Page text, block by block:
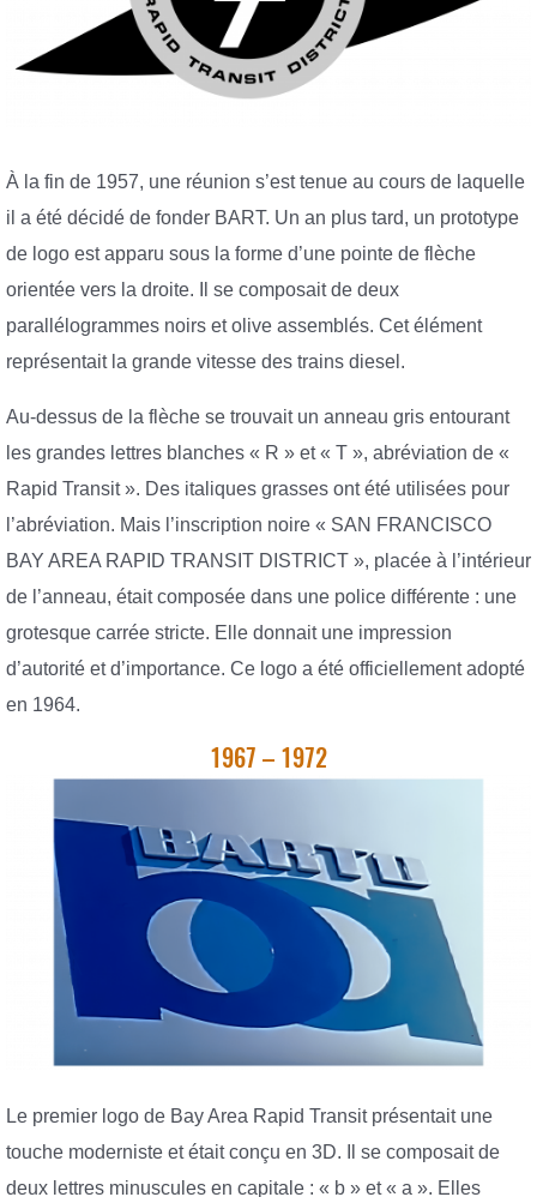
À la fin de 1957, une réunion s’est tenue au cours de laquelle
il a été décidé de fonder BART. Un an plus tard, un prototype
de logo est apparu sous la forme d’une pointe de flèche
orientée vers la droite. Il se composait de deux
parallélogrammes noirs et olive assemblés. Cet élément
représentait la grande vitesse des trains diesel.
Au-dessus de la flèche se trouvait un anneau gris entourant
les grandes lettres blanches « R » et « T », abréviation de «
Rapid Transit ». Des italiques grasses ont été utilisées pour
l’abréviation. Mais l’inscription noire « SAN FRANCISCO
BAY AREA RAPID TRANSIT DISTRICT », placée à l’intérieur
de l’anneau, était composée dans une police différente : une
grotesque carrée stricte. Elle donnait une impression
d’autorité et d’importance. Ce logo a été officiellement adopté
en 1964.
1967 – 1972
Le premier logo de Bay Area Rapid Transit présentait une
touche moderniste et était conçu en 3D. Il se composait de
deux lettres minuscules en capitale : « b » et « a ». Elles